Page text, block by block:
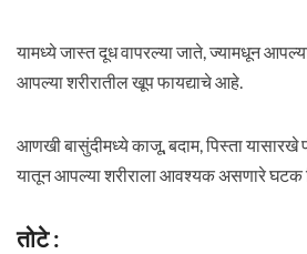
यामध्ये जास्त दूध वापरल्या जाते, ज्यामधून
आपल्या शरीरातील खूप फायद्याचे आहे.
आणखी बासुंदीमध्ये काजू, बदाम, पिस्ता यासारखे
यातून आपल्या शरीराला आवश्यक असणारे घटक
तोटे :